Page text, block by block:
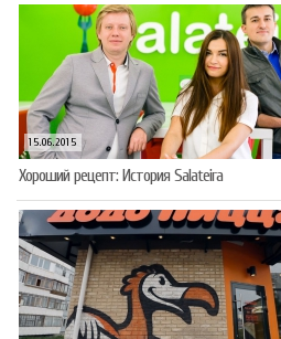
15.06.2015
Хороший рецепт: История Salateira